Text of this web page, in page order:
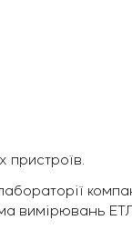
пристроїв.
вимірювань